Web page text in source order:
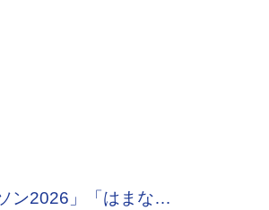
「北海道マラソン2026」「はまなす車いすマラソン2026」交通規制に伴う運行について